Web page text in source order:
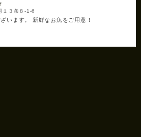
１３条８-1-6
います。 新鮮なお魚をご用意！